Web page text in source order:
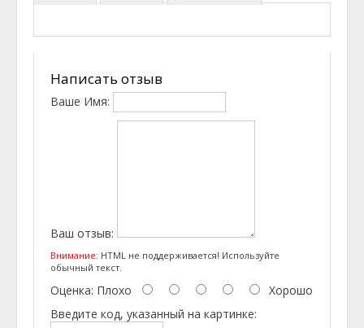
Написать отзыв
Ваше Имя:
Ваш отзыв:
Внимание: HTML не поддерживается! Используйте
обычный текст.
Оценка: Плохо
Хорошо
Введите код, указанный на картинке: